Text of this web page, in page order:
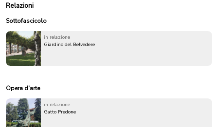
Relazioni
Sottofascicolo
in relazione
Giardino del Belvedere
Opera d'arte
in relazione
Gatto Predone